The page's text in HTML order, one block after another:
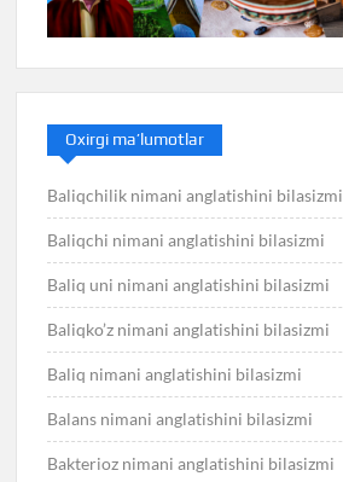
Oxirgi ma’lumotlar
Baliqchilik nimani anglatishini bilasizmi
Baliqchi nimani anglatishini bilasizmi
Baliq uni nimani anglatishini bilasizmi
Baliqko’z nimani anglatishini bilasizmi
Baliq nimani anglatishini bilasizmi
Balans nimani anglatishini bilasizmi
Bakterioz nimani anglatishini bilasizmi